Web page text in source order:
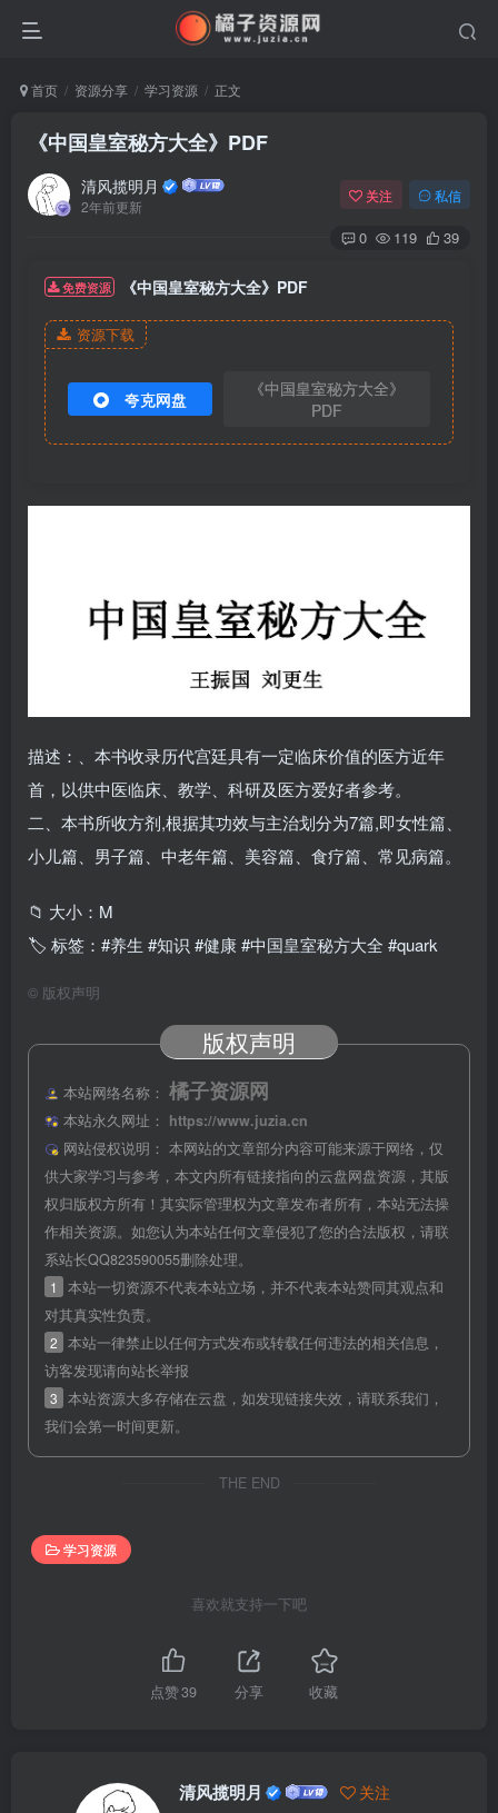
首页 资源分享 学习资源 正文
《中国皇室秘方大全》PDF
清风揽明月
2年前更新
关注 私信
0 119 39
免费资源 《中国皇室秘方大全》PDF
资源下载
夸克网盘
《中国皇室秘方大全》
PDF
描述：、本书收录历代宫廷具有一定临床价值的医方近年
首，以供中医临床、教学、科研及医方爱好者参考。
二、本书所收方剂,根据其功效与主治划分为7篇,即女性篇、
小儿篇、男子篇、中老年篇、美容篇、食疗篇、常见病篇。
📁 大小：M
🏷 标签：#养生 #知识 #健康 #中国皇室秘方大全 #quark
© 版权声明
版权声明
本站网络名称： 橘子资源网
本站永久网址：
https://www.juzia.cn
网站侵权说明： 本网站的文章部分内容可能来源于网络，仅
供大家学习与参考，本文内所有链接指向的云盘网盘资源，其版
权归版权方所有！其实际管理权为文章发布者所有，本站无法操
作相关资源。如您认为本站任何文章侵犯了您的合法版权，请联
系站长QQ823590055删除处理。
1
本站一切资源不代表本站立场，并不代表本站赞同其观点和
对其真实性负责。
2 本站一律禁止以任何方式发布或转载任何违法的相关信息，
访客发现请向站长举报
3 本站资源大多存储在云盘，如发现链接失效，请联系我们，
我们会第一时间更新。
THE END
学习资源
喜欢就支持一下吧
点赞39 分享 收藏
清风揽明月 关注